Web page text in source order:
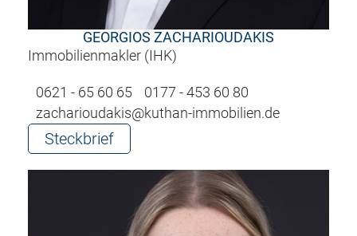
GEORGIOS ZACHARIOUDAKIS
Immobilienmakler (IHK)
0621 - 65 60 65
0177 - 453 60 80
zacharioudakis@kuthan-immobilien.de
Steckbrief